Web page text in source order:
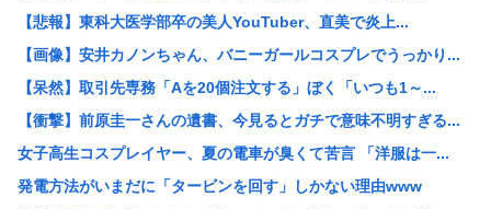
【悲報】東科大医学部卒の美人YouTuber、直美で炎上...
【画像】安井カノンちゃん、バニーガールコスプレでうっかり...
【呆然】取引先専務「Aを20個注文する」ぼく「いつも1～...
【衝撃】前原圭一さんの遺書、今見るとガチで意味不明すぎる...
女子高生コスプレイヤー、夏の電車が臭くて苦言 「洋服は一...
発電方法がいまだに「タービンを回す」しかない理由www